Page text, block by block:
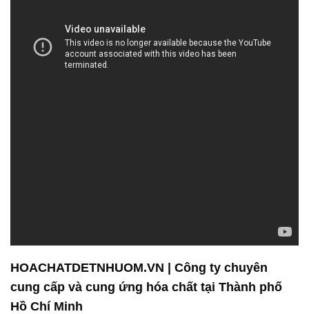
HOACHATDETNHUOM.VN | Công ty chuyên
cung cấp và cung ứng hóa chất tại Thành phố
Hồ Chí Minh